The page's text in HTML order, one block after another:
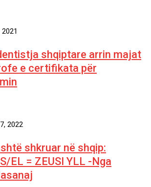
shqiptare arrin majat
e certifikata për
2022
shkruar në shqip:
EL = ZEUSI YLL -Nga